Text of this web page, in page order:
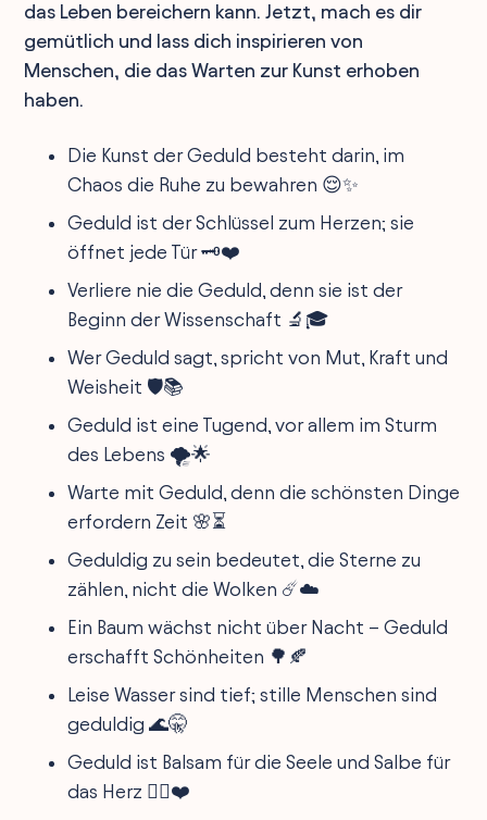
das Leben bereichern kann. Jetzt, mach es dir
gemütlich und lass dich inspirieren von
Menschen, die das Warten zur Kunst erhoben
haben.
Die Kunst der Geduld besteht darin, im
Chaos die Ruhe zu bewahren 😌✨
Geduld ist der Schlüssel zum Herzen; sie
öffnet jede Tür 🗝️❤️
Verliere nie die Geduld, denn sie ist der
Beginn der Wissenschaft 🔬🎓
Wer Geduld sagt, spricht von Mut, Kraft und
Weisheit 🛡️📚
Geduld ist eine Tugend, vor allem im Sturm
des Lebens 🌪️🌟
Warte mit Geduld, denn die schönsten Dinge
erfordern Zeit 🌸⏳
Geduldig zu sein bedeutet, die Sterne zu
zählen, nicht die Wolken ☄️☁️
Ein Baum wächst nicht über Nacht – Geduld
erschafft Schönheiten 🌳🍂
Leise Wasser sind tief; stille Menschen sind
geduldig 🌊🤫
Geduld ist Balsam für die Seele und Salbe für
das Herz 💆‍♂️❤️